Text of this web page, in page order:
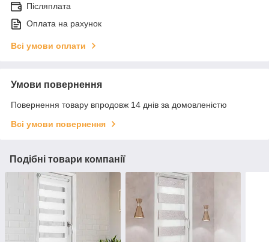
Післяплата
Оплата на рахунок
Всі умови оплати
Умови повернення
Повернення товару впродовж 14 днів за домовленістю
Всі умови повернення
Подібні товари компанії